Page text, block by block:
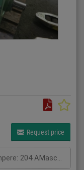
Request price
Antriebsleistung: 63 kWVolt: 380 VAmpere: 204 AMaschinengewicht ca.: 0,76 tRaumbedarf ca.: . m